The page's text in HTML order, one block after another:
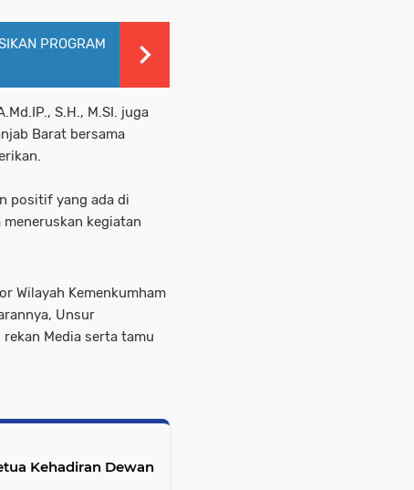
PROGRAM
S.H., M.SI. juga
Barat bersama
positif yang ada di
meneruskan kegiatan
Wilayah Kemenkumham
Unsur
Media serta tamu
Kehadiran Dewan